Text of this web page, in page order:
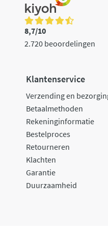
8,7/10
2.720 beoordelingen
Klantenservice
Verzending en
Betaalmethoden
Rekeninginformatie
Bestelproces
Retourneren
Klachten
Garantie
Duurzaamheid